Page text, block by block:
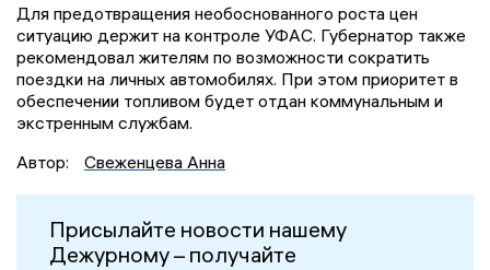
Для предотвращения необоснованного роста цен
ситуацию держит на контроле УФАС. Губернатор также
рекомендовал жителям по возможности сократить
поездки на личных автомобилях. При этом приоритет в
обеспечении топливом будет отдан коммунальным и
экстренным службам.
Автор:
Свеженцева Анна
Присылайте новости нашему
Дежурному – получайте